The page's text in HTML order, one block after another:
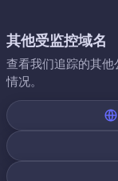
其他受监控域名
查看我们追踪的其
情况。